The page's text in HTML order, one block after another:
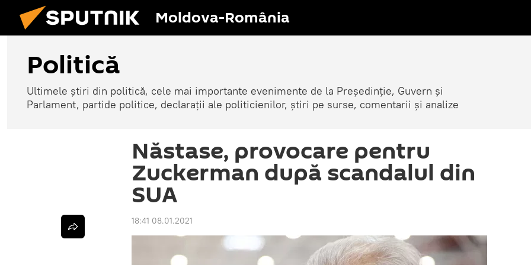
Moldova-România
Politică
Ultimele știri din politică, cele mai importante evenimente de la Președinție, Guvern și
Parlament, partide politice, declarații ale politicienilor, știri pe surse, comentarii și analize
Năstase, provocare pentru
Zuckerman după scandalul din
SUA
18:41 08.01.2021